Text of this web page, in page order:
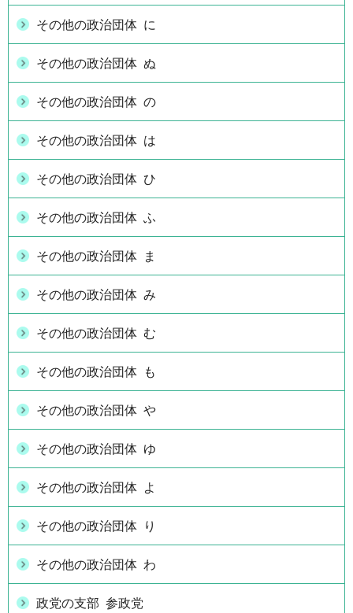
その他の政治団体 に
その他の政治団体 ぬ
その他の政治団体 の
その他の政治団体 は
その他の政治団体 ひ
その他の政治団体 ふ
その他の政治団体 ま
その他の政治団体 み
その他の政治団体 む
その他の政治団体 も
その他の政治団体 や
その他の政治団体 ゆ
その他の政治団体 よ
その他の政治団体 り
その他の政治団体 わ
政党の支部 参政党